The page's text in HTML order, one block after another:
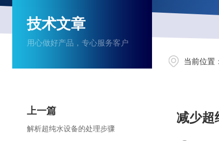
技术文章
用心做好产品，专心服务客户
当前位置
减少超
上一篇
解析超纯水设备的处理步骤